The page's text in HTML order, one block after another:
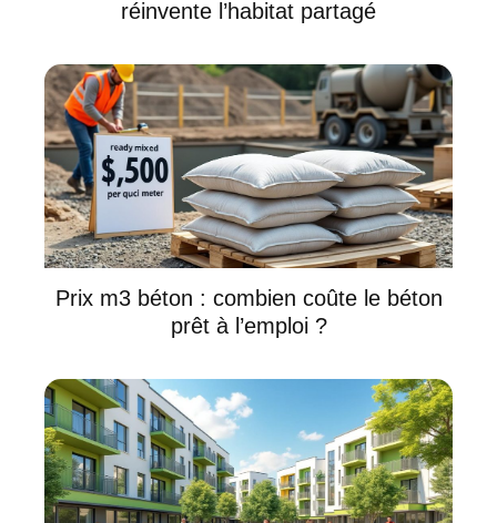
réinvente l’habitat partagé
Prix m3 béton : combien coûte le béton
prêt à l’emploi ?